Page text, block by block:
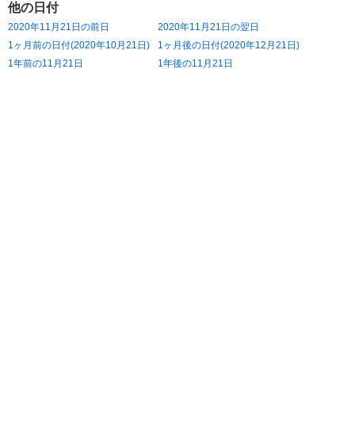
他の日付
2020年11月21日の前日
2020年11月21日の翌日
1ヶ月前の日付(2020年10月21日)
1ヶ月後の日付(2020年12月21日)
1年前の11月21日
1年後の11月21日